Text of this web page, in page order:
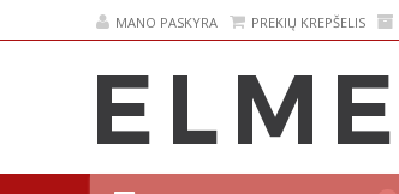
MANO PASKYRA PREKIŲ KREPŠELIS